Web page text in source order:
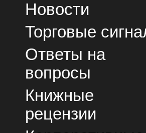
Новости
Торговые
Ответы на
вопросы
Книжные
рецензии